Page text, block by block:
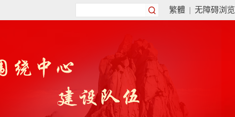
繁體 | 无障碍浏览